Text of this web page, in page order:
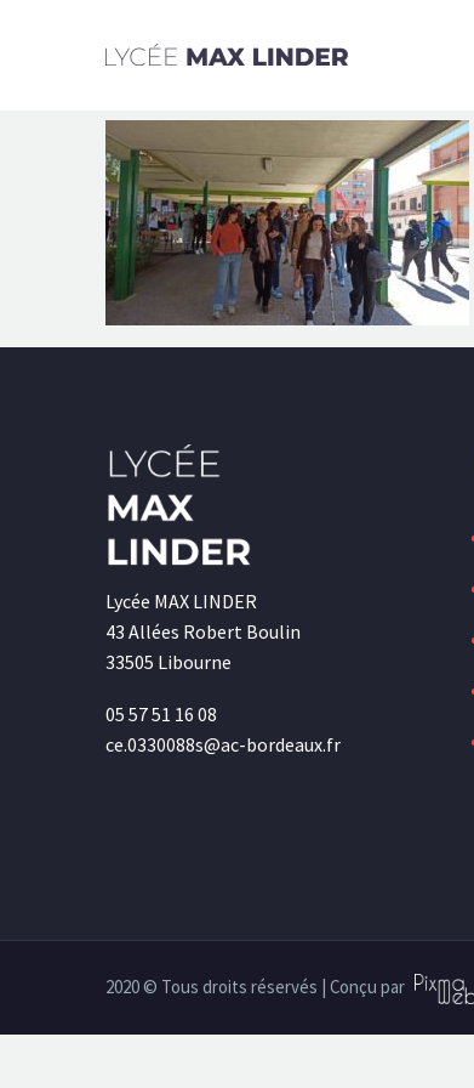
Lycée MAX LINDER
43 Allées Robert Boulin
33505 Libourne
05 57 51 16 08
ce.0330088s@ac-bordeaux.fr
2020 © Tous droits réservés | Conçu par